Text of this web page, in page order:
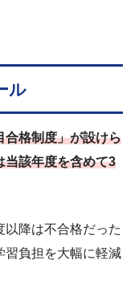
ル
合格制度」が設けら
当該年度を含めて3
以降は不合格だった
習負担を大幅に軽減